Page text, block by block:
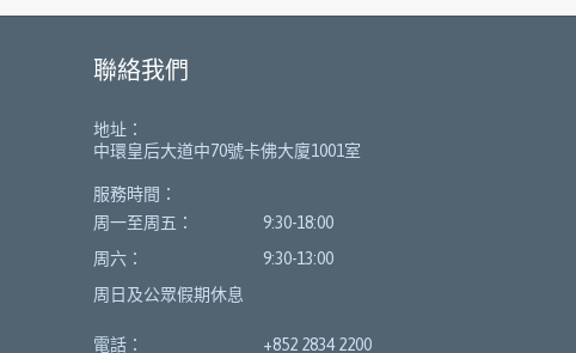
聯絡我們
地址：
中環皇后大道中70號卡佛大廈1001室
服務時間：
周一至周五：
9:30-18:00
周六：
9:30-13:00
周日及公眾假期休息
電話： +852 2834 2200